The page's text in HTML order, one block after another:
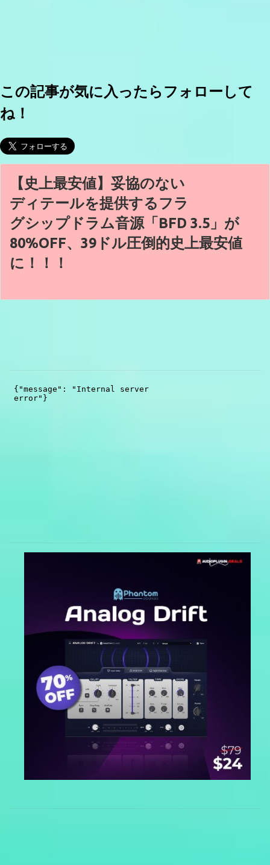
この記事が気に入ったらフォローして
ね！
【史上最安値】妥協のない
ディテールを提供するフラ
グシップドラム音源「BFD 3.5」が
80%OFF、39ドル圧倒的史上最安値
に！！！